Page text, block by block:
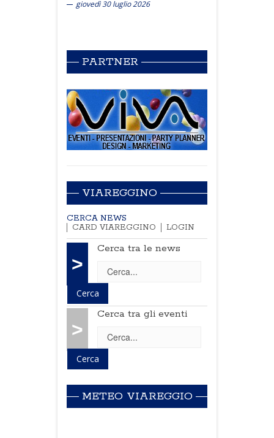
giovedì 30 luglio 2026
PARTNER
VIAREGGINO
CERCA NEWS
CARD VIAREGGINO
LOGIN
>
Cerca tra le news
>
Cerca tra gli eventi
METEO VIAREGGIO